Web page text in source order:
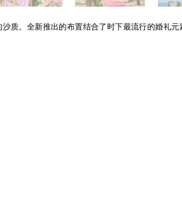
质。全新推出的布置结合了时下最流行的婚礼